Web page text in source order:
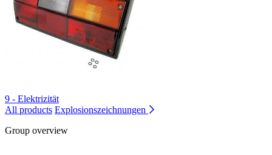
9 - Elektrizität
All products Explosionszeichnungen
Group overview